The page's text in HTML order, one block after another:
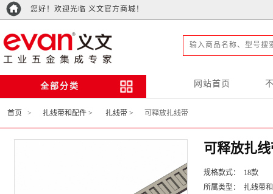
您好！欢迎光临 义文官方商城！
全部分类 网站首页
首页 > 扎线带和配件 > 扎线带 > 可释放扎线带
可释放扎
规格款式： 18款
所属类型： 扎线带